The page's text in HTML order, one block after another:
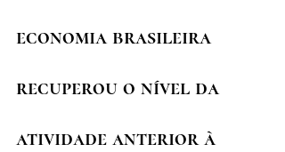
economia brasileira
recuperou o nível da
atividade anterior à